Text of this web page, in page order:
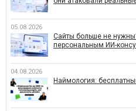
05.08.2026
Сайты больше не
персональным ИИ-
04.08.2026
Наймология: